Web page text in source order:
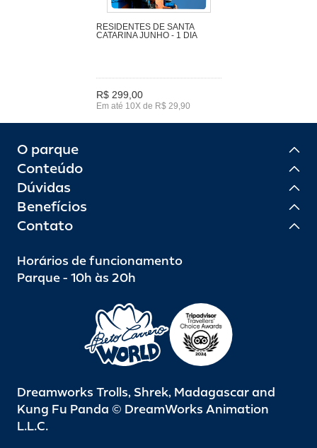
RESIDENTES DE SANTA
CATARINA JUNHO - 1 DIA
R$ 299,00
Em até 10X de R$ 29,90
O parque
Conteúdo
Dúvidas
Benefícios
Contato
Horários de funcionamento
Parque - 10h às 20h
Dreamworks Trolls, Shrek, Madagascar and
Kung Fu Panda © DreamWorks Animation
L.L.C.